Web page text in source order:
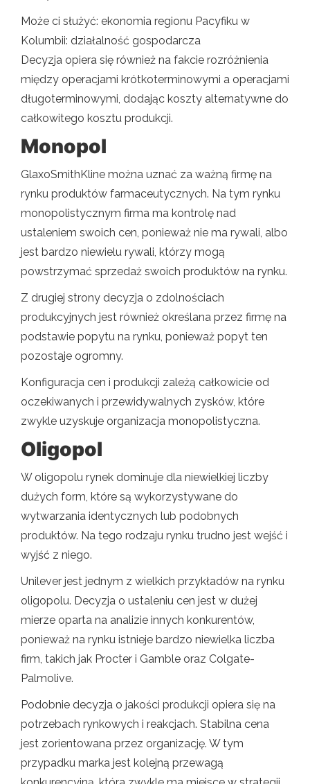
Może ci służyć: ekonomia regionu Pacyfiku w
Kolumbii: działalność gospodarcza
Decyzja opiera się również na fakcie rozróżnienia
między operacjami krótkoterminowymi a operacjami
długoterminowymi, dodając koszty alternatywne do
całkowitego kosztu produkcji.
Monopol
GlaxoSmithKline można uznać za ważną firmę na
rynku produktów farmaceutycznych. Na tym rynku
monopolistycznym firma ma kontrolę nad
ustaleniem swoich cen, ponieważ nie ma rywali, albo
jest bardzo niewielu rywali, którzy mogą
powstrzymać sprzedaż swoich produktów na rynku.
Z drugiej strony decyzja o zdolnościach
produkcyjnych jest również określana przez firmę na
podstawie popytu na rynku, ponieważ popyt ten
pozostaje ogromny.
Konfiguracja cen i produkcji zależą całkowicie od
oczekiwanych i przewidywalnych zysków, które
zwykle uzyskuje organizacja monopolistyczna.
Oligopol
W oligopolu rynek dominuje dla niewielkiej liczby
dużych form, które są wykorzystywane do
wytwarzania identycznych lub podobnych
produktów. Na tego rodzaju rynku trudno jest wejść i
wyjść z niego.
Unilever jest jednym z wielkich przykładów na rynku
oligopolu. Decyzja o ustaleniu cen jest w dużej
mierze oparta na analizie innych konkurentów,
ponieważ na rynku istnieje bardzo niewielka liczba
firm, takich jak Procter i Gamble oraz Colgate-
Palmolive.
Podobnie decyzja o jakości produkcji opiera się na
potrzebach rynkowych i reakcjach. Stabilna cena
jest zorientowana przez organizację. W tym
przypadku marka jest kolejną przewagą